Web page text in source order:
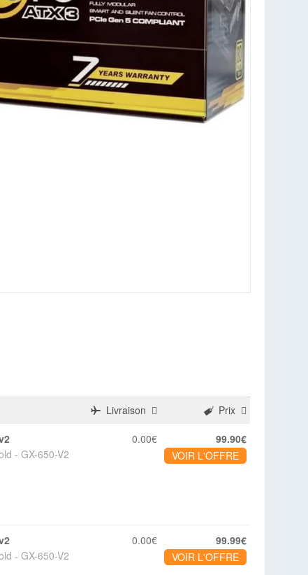
Livraison Prix
- GX-650-V2
0.00€
99.90€
VOIR L'OFFRE
- GX-650-V2
0.00€
99.99€
VOIR L'OFFRE